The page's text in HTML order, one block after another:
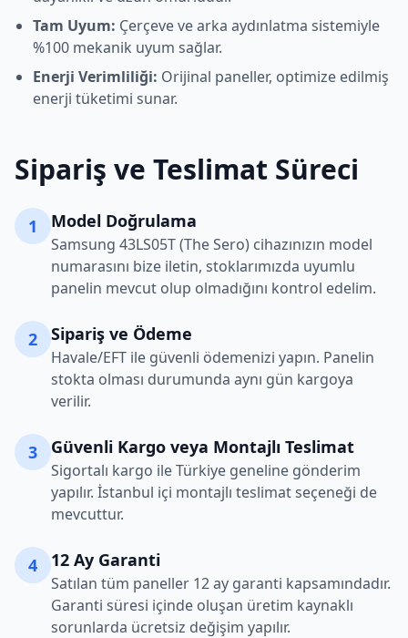
Tam Uyum: Çerçeve ve arka aydınlatma sistemiyle
%100 mekanik uyum sağlar.
Enerji Verimliliği: Orijinal paneller, optimize edilmiş
enerji tüketimi sunar.
Sipariş ve Teslimat Süreci
1 Model Doğrulama
Samsung 43LS05T (The Sero) cihazınızın model
numarasını bize iletin, stoklarımızda uyumlu
panelin mevcut olup olmadığını kontrol edelim.
2 Sipariş ve Ödeme
Havale/EFT ile güvenli ödemenizi yapın. Panelin
stokta olması durumunda aynı gün kargoya
verilir.
3 Güvenli Kargo veya Montajlı Teslimat
Sigortalı kargo ile Türkiye geneline gönderim
yapılır. İstanbul içi montajlı teslimat seçeneği de
mevcuttur.
4 12 Ay Garanti
Satılan tüm paneller 12 ay garanti kapsamındadır.
Garanti süresi içinde oluşan üretim kaynaklı
sorunlarda ücretsiz değişim yapılır.